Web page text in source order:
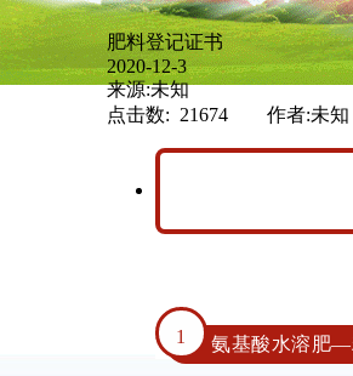
肥料登记证书
2020-12-3
来源:未知
点击数: 21674 作者:未知
1 氨基酸水溶肥